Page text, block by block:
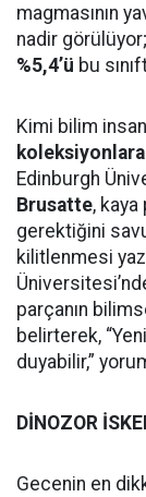
magmasının
nadir
%5,4’ü bu
Kimi bilim
Edinburgh
Brusatte, kaya
gerektiğini
kilitlenmesi
parçanın
belirterek,
duyabilir,”
DİNOZOR
Gecenin en